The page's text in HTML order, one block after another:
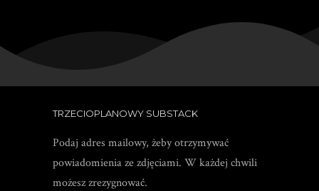
TRZECIOPLANOWY SUBSTACK
Podaj adres mailowy, żeby otrzymywać
powiadomienia ze zdjęciami. W każdej chwili
możesz zrezygnować.